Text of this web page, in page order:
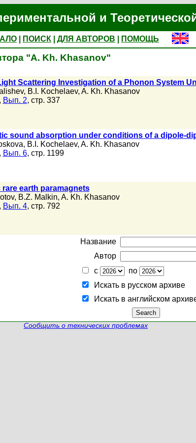
и
ПОИСК ДЛЯ АВТОРОВ
ПОМОЩЬ
"A. Kh. Khasanov"
Scattering Investigation of a Phonon System
, B.I. Kochelaev, A. Kh. Khasanov
Вып. 2, стр. 337
sound absorption under conditions of a dipole-
, B.I. Kochelaev, A. Kh. Khasanov
, Вып. 6, стр. 1199
earth paramagnets
, B.Z. Malkin, A. Kh. Khasanov
Вып. 4, стр. 792
Название
Автор
с
по
Искать в русском архиве
Искать в английском
Сообщить о технических проблемах